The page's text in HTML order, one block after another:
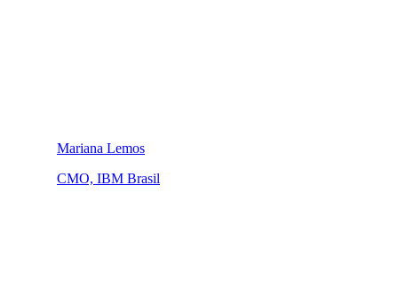
Mariana Lemos
CMO, IBM Brasil